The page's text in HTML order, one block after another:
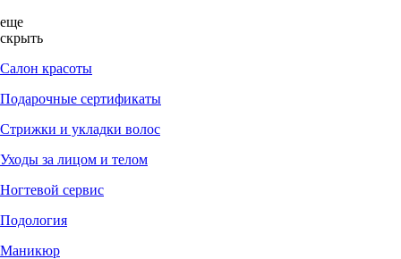
еще
скрыть
Салон красоты
Подарочные сертификаты
Стрижки и укладки волос
Уходы за лицом и телом
Ногтевой сервис
Подология
Маникюр